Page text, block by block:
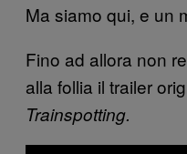
Ma siamo qui, e un
Fino ad allora non
alla follia il trailer
Trainspotting.